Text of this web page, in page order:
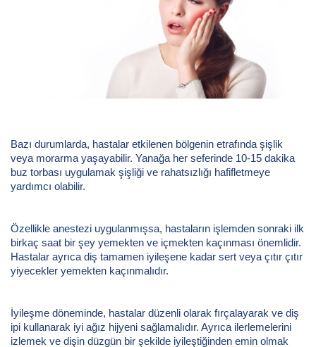
Bazı durumlarda, hastalar etkilenen bölgenin etrafında şişlik
veya morarma yaşayabilir. Yanağa her seferinde 10-15 dakika
buz torbası uygulamak şişliği ve rahatsızlığı hafifletmeye
yardımcı olabilir.
Özellikle anestezi uygulanmışsa, hastaların işlemden sonraki ilk
birkaç saat bir şey yemekten ve içmekten kaçınması önemlidir.
Hastalar ayrıca diş tamamen iyileşene kadar sert veya çıtır çıtır
yiyecekler yemekten kaçınmalıdır.
İyileşme döneminde, hastalar düzenli olarak fırçalayarak ve diş
ipi kullanarak iyi ağız hijyeni sağlamalıdır. Ayrıca ilerlemelerini
izlemek ve dişin düzgün bir şekilde iyileştiğinden emin olmak